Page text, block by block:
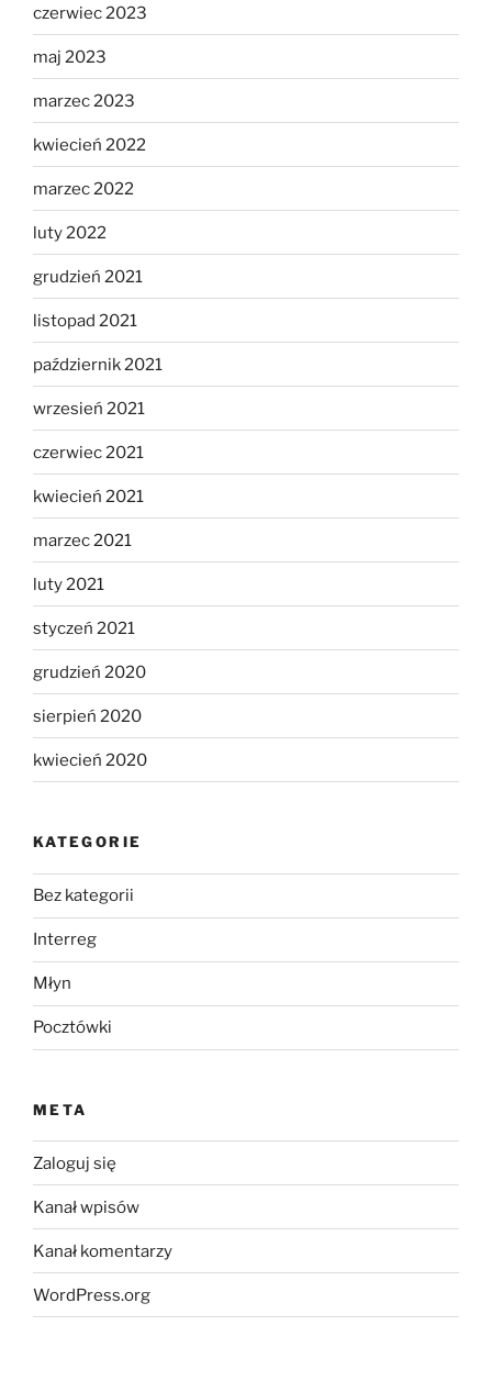
czerwiec 2023
maj 2023
marzec 2023
kwiecień 2022
marzec 2022
luty 2022
grudzień 2021
listopad 2021
październik 2021
wrzesień 2021
czerwiec 2021
kwiecień 2021
marzec 2021
luty 2021
styczeń 2021
grudzień 2020
sierpień 2020
kwiecień 2020
KATEGORIE
Bez kategorii
Interreg
Młyn
Pocztówki
META
Zaloguj się
Kanał wpisów
Kanał komentarzy
WordPress.org